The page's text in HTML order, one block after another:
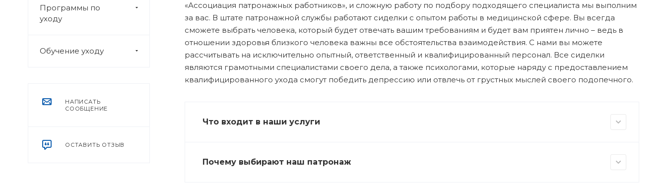
Программы по
уходу
Обучение уходу
НАПИСАТЬ
СООБЩЕНИЕ
ОСТАВИТЬ ОТЗЫВ
«Ассоциация патронажных работников», и сложную работу по подбору подходящего специалиста мы выполним
за вас. В штате патронажной службы работают сиделки с опытом работы в медицинской сфере. Вы всегда
сможете выбрать человека, который будет отвечать вашим требованиям и будет вам приятен лично – ведь в
отношении здоровья близкого человека важны все обстоятельства взаимодействия. С нами вы можете
рассчитывать на исключительно опытный, ответственный и квалифицированный персонал. Все сиделки
являются грамотными специалистами своего дела, а также психологами, которые наряду с предоставлением
квалифицированного ухода смогут победить депрессию или отвлечь от грустных мыслей своего подопечного.
Что входит в наши услуги
Почему выбирают наш патронаж